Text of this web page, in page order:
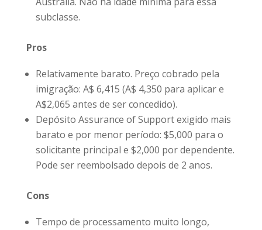
subclasse.
Pros
Relativamente barato. Preço cobrado pela
imigração: A$ 6,415 (A$ 4,350 para aplicar e
A$2,065 antes de ser concedido).
Depósito Assurance of Support exigido mais
barato e por menor período: $5,000 para o
solicitante principal e $2,000 por dependente.
Pode ser reembolsado depois de 2 anos.
Cons
Tempo de processamento muito longo,